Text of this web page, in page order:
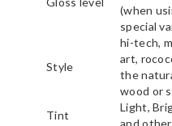
(when
special
Style
hi-tech,
art,
the
wood or
Tint
Light,